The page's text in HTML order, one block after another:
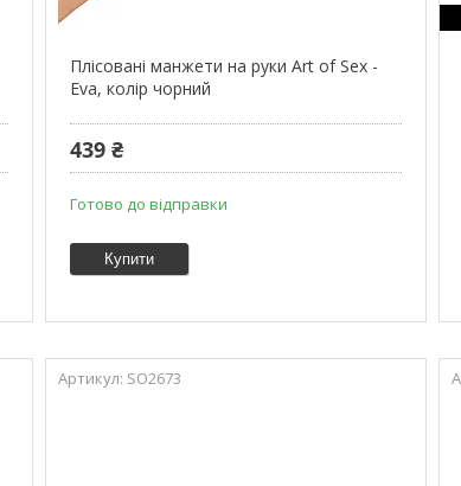
Плісовані манжети на руки Art of Sex -
Eva, колір чорний
439 ₴
Готово до відправки
Купити
SO2673